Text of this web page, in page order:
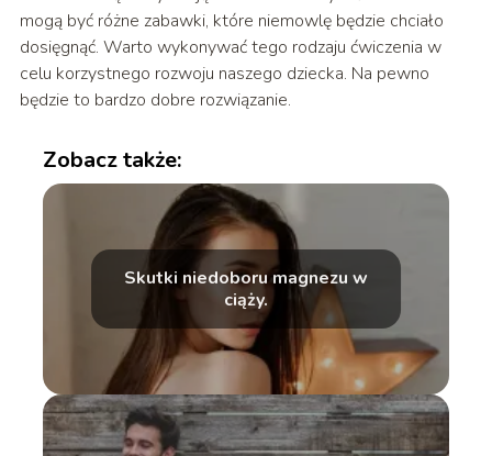
mogą być różne zabawki, które niemowlę będzie chciało
dosięgnąć. Warto wykonywać tego rodzaju ćwiczenia w
celu korzystnego rozwoju naszego dziecka. Na pewno
będzie to bardzo dobre rozwiązanie.
Zobacz także:
Skutki niedoboru magnezu w
ciąży.